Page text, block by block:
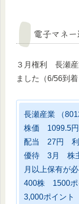
電子マネ
３月権利 長瀬産
ました（6/56到着
長瀬産業 （
株価 1099.5円
配当 27円 利
優待 3月 株主
月以上保有が
400株 1500ポ
3,000ポイント